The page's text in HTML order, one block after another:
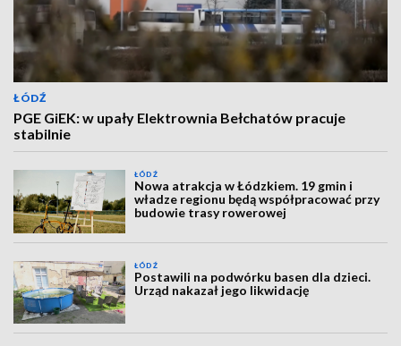
ŁÓDŹ
PGE GiEK: w upały Elektrownia Bełchatów pracuje
stabilnie
ŁÓDŹ
Nowa atrakcja w Łódzkiem. 19 gmin i
władze regionu będą współpracować przy
budowie trasy rowerowej
ŁÓDŹ
Postawili na podwórku basen dla dzieci.
Urząd nakazał jego likwidację